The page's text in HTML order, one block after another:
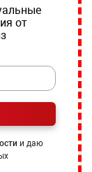
от
и даю